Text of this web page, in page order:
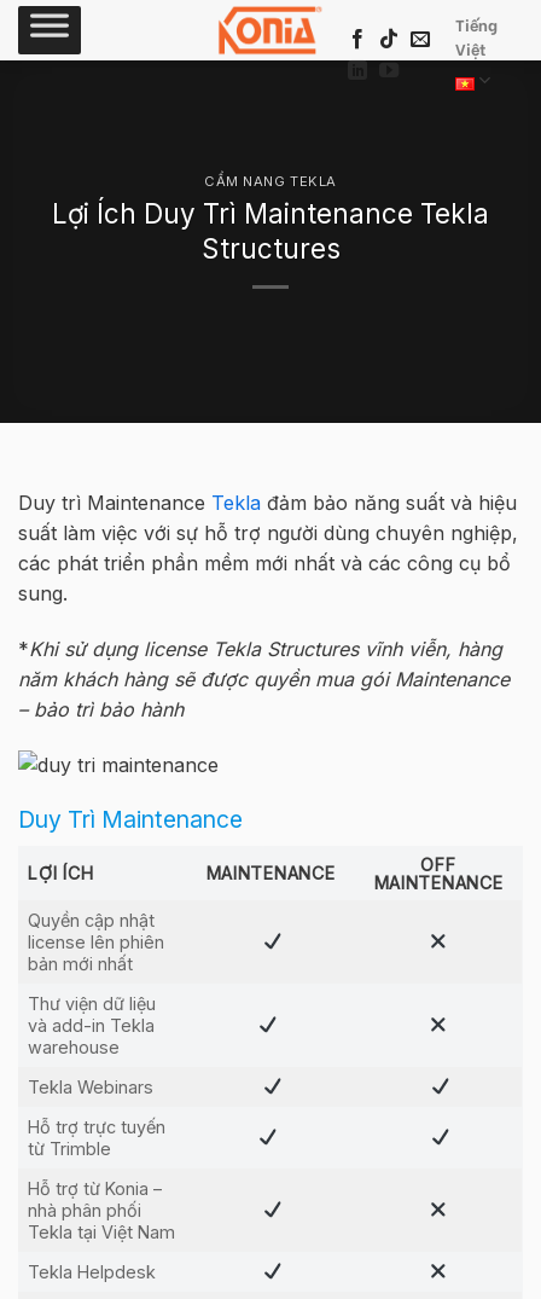
Skip
Tiếng
Việt
CẨM NANG TEKLA
Lợi Ích Duy Trì Maintenance Tekla
Structures
Duy trì Maintenance Tekla đảm bảo năng suất và hiệu
suất làm việc với sự hỗ trợ người dùng chuyên nghiệp,
các phát triển phần mềm mới nhất và các công cụ bổ
sung.
*Khi sử dụng license Tekla Structures vĩnh viễn, hàng
năm khách hàng sẽ được quyền mua gói Maintenance
– bảo trì bảo hành
Duy Trì Maintenance
LỢI ÍCH MAINTENANCE
OFF
MAINTENANCE
Quyền cập nhật
license lên phiên
bản mới nhất
Thư viện dữ liệu
và add-in Tekla
warehouse
Tekla Webinars
Hỗ trợ trực tuyến
từ Trimble
Hỗ trợ từ Konia –
nhà phân phối
Tekla tại Việt Nam
Tekla Helpdesk